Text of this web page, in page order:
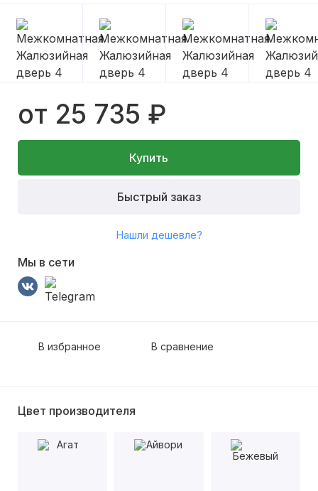
от 25 735 ₽
Купить
Быстрый заказ
Нашли дешевле?
Мы в сети
В избранное В сравнение
Цвет производителя